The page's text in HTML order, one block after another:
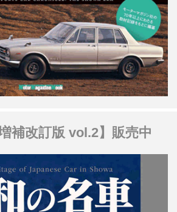
補改訂版 vol.2】販売中